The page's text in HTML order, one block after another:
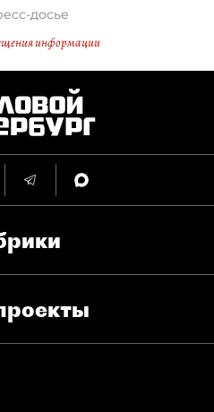
досье
информации